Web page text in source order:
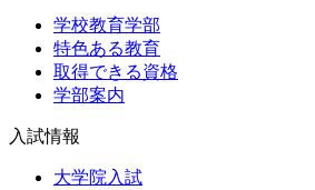
学校教育学部
特色ある教育
取得できる資格
学部案内
入試情報
大学院入試